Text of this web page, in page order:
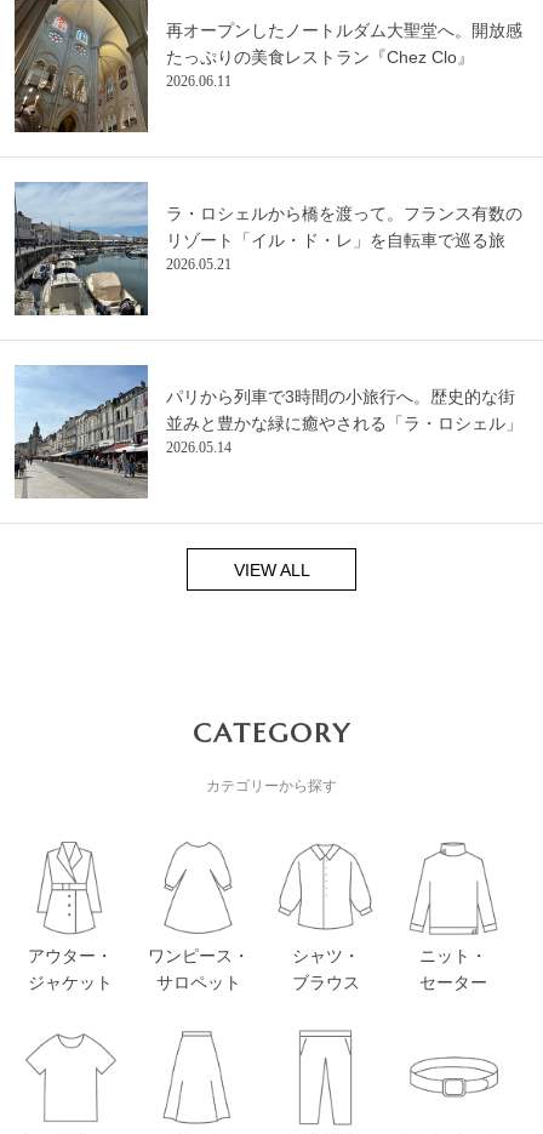
再オープンしたノートルダム大聖堂へ。開放感
たっぷりの美食レストラン『Chez Clo』
2026.06.11
ラ・ロシェルから橋を渡って。フランス有数の
リゾート「イル・ド・レ」を自転車で巡る旅
2026.05.21
パリから列車で3時間の小旅行へ。歴史的な街
並みと豊かな緑に癒やされる「ラ・ロシェル」
2026.05.14
VIEW ALL
CATEGORY
カテゴリーから探す
アウター・
ジャケット
ワンピース・
サロペット
シャツ・
ブラウス
ニット・
セーター